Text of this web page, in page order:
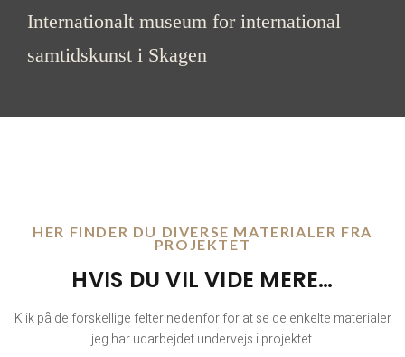
Internationalt museum for international
samtidskunst i Skagen
HER FINDER DU DIVERSE MATERIALER FRA
PROJEKTET
HVIS DU VIL VIDE MERE…
Klik på de forskellige felter nedenfor for at se de enkelte materialer
jeg har udarbejdet undervejs i projektet.